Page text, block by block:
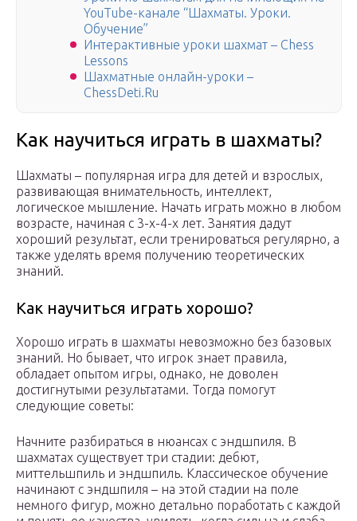
YouTube-канале “Шахматы. Уроки.
Обучение”
Интерактивные уроки шахмат – Chess
Lessons
Шахматные онлайн-уроки –
ChessDeti.Ru
Как научиться играть в шахматы?
Шахматы – популярная игра для детей и взрослых,
развивающая внимательность, интеллект,
логическое мышление. Начать играть можно в любом
возрасте, начиная с 3-х-4-х лет. Занятия дадут
хороший результат, если тренироваться регулярно, а
также уделять время получению теоретических
знаний.
Как научиться играть хорошо?
Хорошо играть в шахматы невозможно без базовых
знаний. Но бывает, что игрок знает правила,
обладает опытом игры, однако, не доволен
достигнутыми результатами. Тогда помогут
следующие советы:
Начните разбираться в нюансах с эндшпиля. В
шахматах существует три стадии: дебют,
миттельшпиль и эндшпиль. Классическое обучение
начинают с эндшпиля – на этой стадии на поле
немного фигур, можно детально поработать с каждой